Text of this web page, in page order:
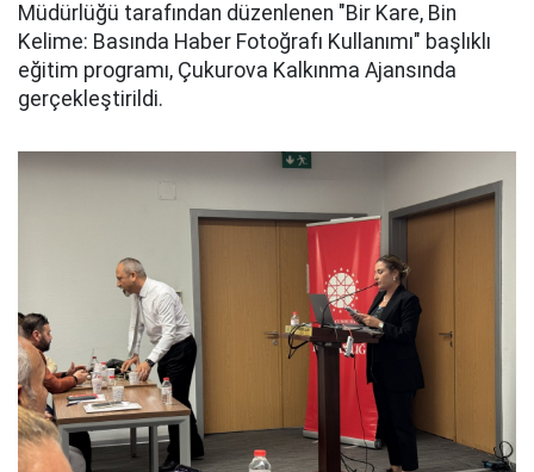
Müdürlüğü tarafından düzenlenen "Bir Kare, Bin
Kelime: Basında Haber Fotoğrafı Kullanımı" başlıklı
eğitim programı, Çukurova Kalkınma Ajansında
gerçekleştirildi.